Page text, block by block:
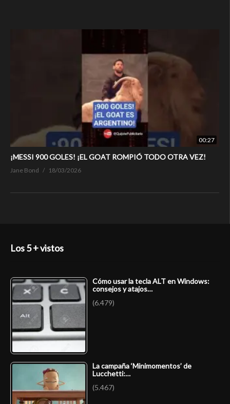
00:27
¡MESSI 900 GOLES! ¡EL GOAT ROMPIÓ TODO OTRA VEZ!
Jane Bond 18/03/2026
Los 5 + vistos
Cómo usar la tecla ALT en Windows:
consejos y atajos…
(6.479)
La campaña ‘Minimomentos’ de
Lucchetti:…
(5.467)